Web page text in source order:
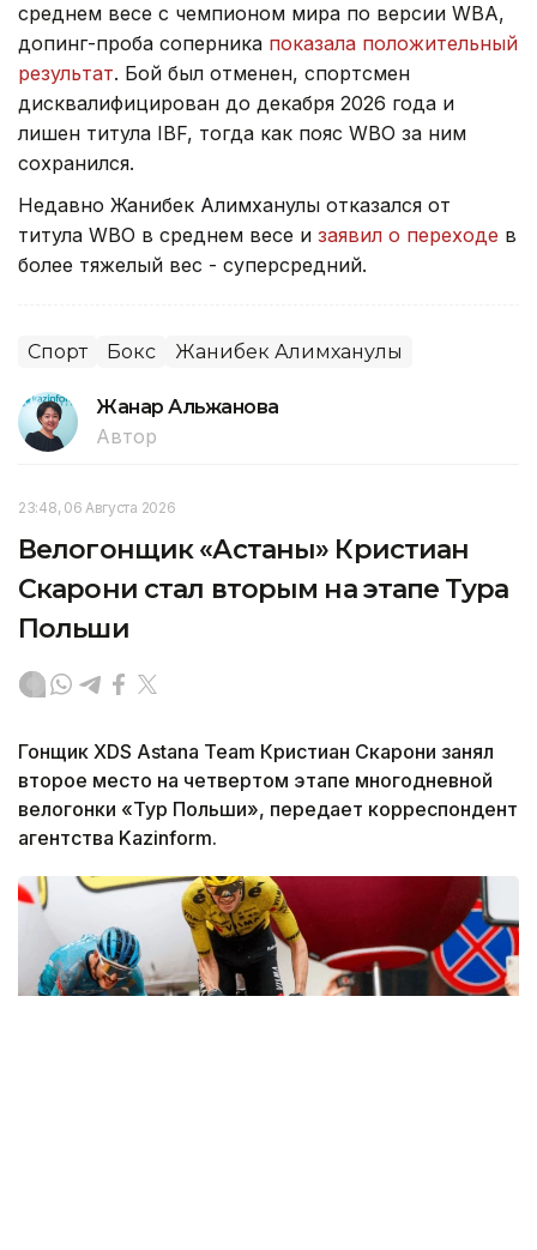
среднем весе с чемпионом мира по версии WBA,
допинг-проба соперника показала положительный
результат. Бой был отменен, спортсмен
дисквалифицирован до декабря 2026 года и
лишен титула IBF, тогда как пояс WBO за ним
сохранился.
Недавно Жанибек Алимханулы отказался от
титула WBO в среднем весе и заявил о переходе в
более тяжелый вес - суперсредний.
Спорт Бокс Жанибек Алимханулы
Жанар Альжанова
Автор
23:48, 06 Августа 2026
Велогонщик «Астаны» Кристиан
Скарони стал вторым на этапе Тура
Польши
Гонщик XDS Astana Team Кристиан Скарони занял
второе место на четвертом этапе многодневной
велогонки «Тур Польши», передает корреспондент
агентства Kazinform.